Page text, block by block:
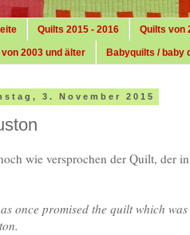
Quilts 2015 - 2016 Quilts von
2003 und älter Babyquilts / baby
3. November 2015
wie versprochen der Quilt, der
once promised the quilt which